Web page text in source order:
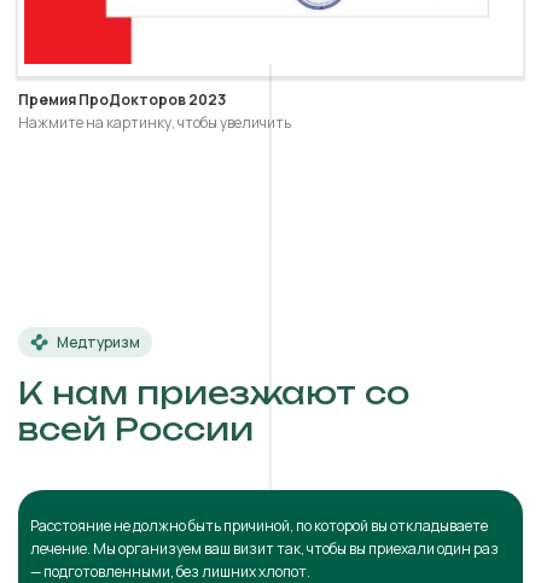
Премия ПроДокторов 2023
Нажмите на картинку, чтобы увеличить
Медтуризм
К нам приезжают со
всей России
Расстояние не должно быть причиной, по которой вы откладываете
лечение. Мы организуем ваш визит так, чтобы вы приехали один раз
— подготовленными, без лишних хлопот.